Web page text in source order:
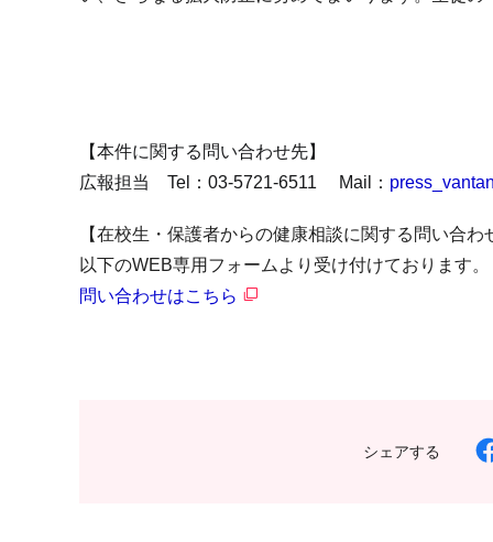
【本件に関する問い合わせ先】
広報担当 Tel：03-5721-6511 Mail：
【在校生・保護者からの健康相談に関する問い合わ
以下のWEB専用フォームより受け付けております。
問い合わせはこちら
シェアする